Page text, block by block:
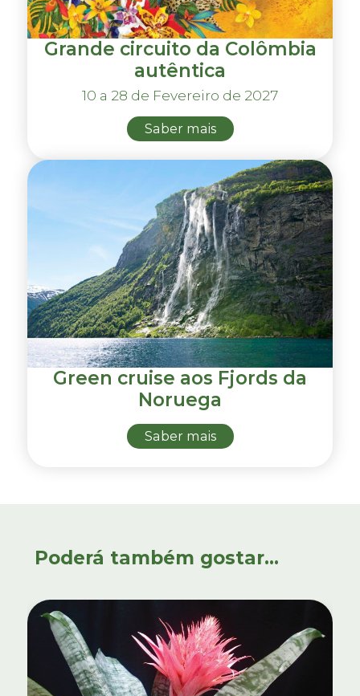
Grande circuito da Colômbia
autêntica
10 a 28 de Fevereiro de 2027
Saber mais
Green cruise aos Fjords da
Noruega
Saber mais
Poderá também gostar...